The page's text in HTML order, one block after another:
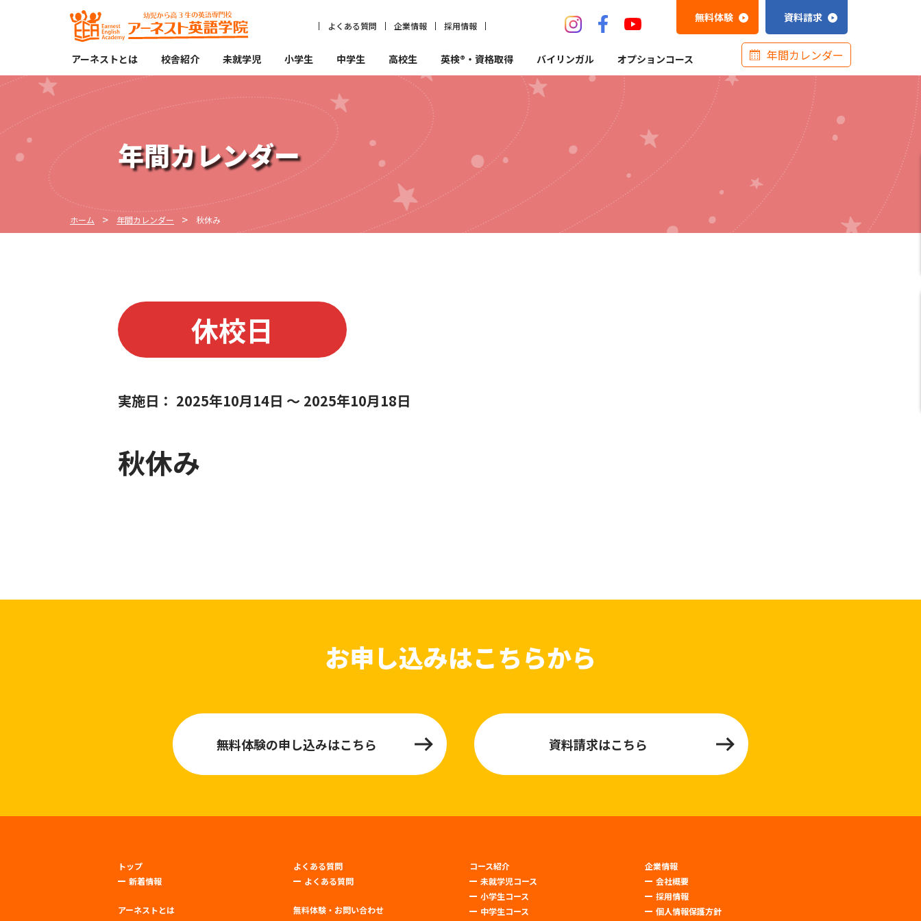
無料体験 資料請求
アーネストとは
アーネストとは スタッフ紹介
校舎紹介
長野校 松本校
未就学児 小学生 中学生 高校生 英検®・資格取得 バイリンガル オプションコース
オプションコース デュアル算数・数学 コア・トレ道場
よくある質問 企業情報 採用情報
年間カレンダー
年間カレンダー
ホーム 年間カレンダー 秋休み
休校日
実施日： 2025年10月14日 ～ 2025年10月18日
秋休み
お申し込みはこちらから
無料体験の申し込みはこちら 資料請求はこちら
トップ
新着情報
アーネストとは
よくある質問
よくある質問
無料体験・お問い合わせ
コース紹介
未就学児コース
小学生コース
中学生コース
企業情報
会社概要
採用情報
個人情報保護方針